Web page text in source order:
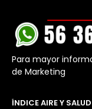
Para mayor
de Marketing
ÍNDICE AIRE Y